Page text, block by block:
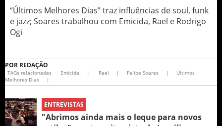
“Últimos Melhores Dias” traz influências de soul, funk
e jazz; Soares trabalhou com Emicida, Rael e Rodrigo
Ogi
POR REDAÇÃO
TAGs relacionadas Emicida | Rael | Felipe Soares |
Últimos
Melhores Dias
|
ENTREVISTAS
"Abrimos ainda mais o leque para novos